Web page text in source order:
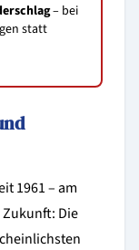
– bei
statt
1961 – am
Die